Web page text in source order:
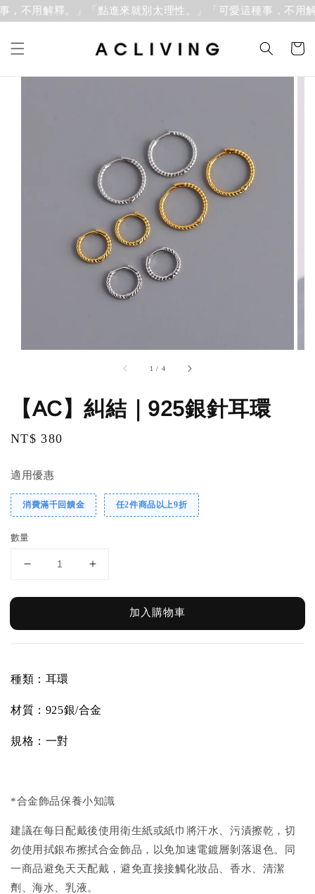
不用解釋。」 「點進來就別太理性。」「可愛這種事，不用解
1 / 4
【AC】糾結｜925銀針耳環
Regular
NT$ 380
適用優惠
消費滿千回饋金 任2件商品以上9折
數量
加入購物車
種類：耳環
材質： 925銀/合金
規格：一對
*合金飾品保養小知識
建議在每日配戴後使用衛生紙或紙巾將汗水、污漬擦乾，切
勿使用拭銀布擦拭合金飾品，以免加速電鍍層剝落退色。同
一商品避免天天配戴，避免直接接觸化妝品、香水、清潔
劑、海水、乳液。